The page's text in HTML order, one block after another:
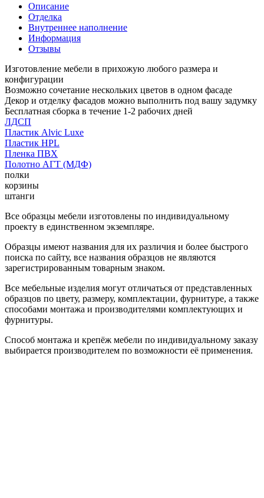
Описание
Отделка
Внутреннее наполнение
Информация
Отзывы
Изготовление мебели в прихожую любого размера и
конфигурации
Возможно сочетание нескольких цветов в одном фасаде
Декор и отделку фасадов можно выполнить под вашу задумку
Бесплатная сборка в течение 1-2 рабочих дней
ЛДСП
Пластик Alvic Luxe
Пластик HPL
Пленка ПВХ
Полотно АГТ (МДФ)
полки
корзины
штанги
Все образцы мебели изготовлены по индивидуальному
проекту в единственном экземпляре.
Образцы имеют названия для их различия и более быстрого
поиска по сайту, все названия образцов не являются
зарегистрированным товарным знаком.
Все мебельные изделия могут отличаться от представленных
образцов по цвету, размеру, комплектации, фурнитуре, а также
способами монтажа и производителями комплектующих и
фурнитуры.
Способ монтажа и крепёж мебели по индивидуальному заказу
выбирается производителем по возможности её применения.